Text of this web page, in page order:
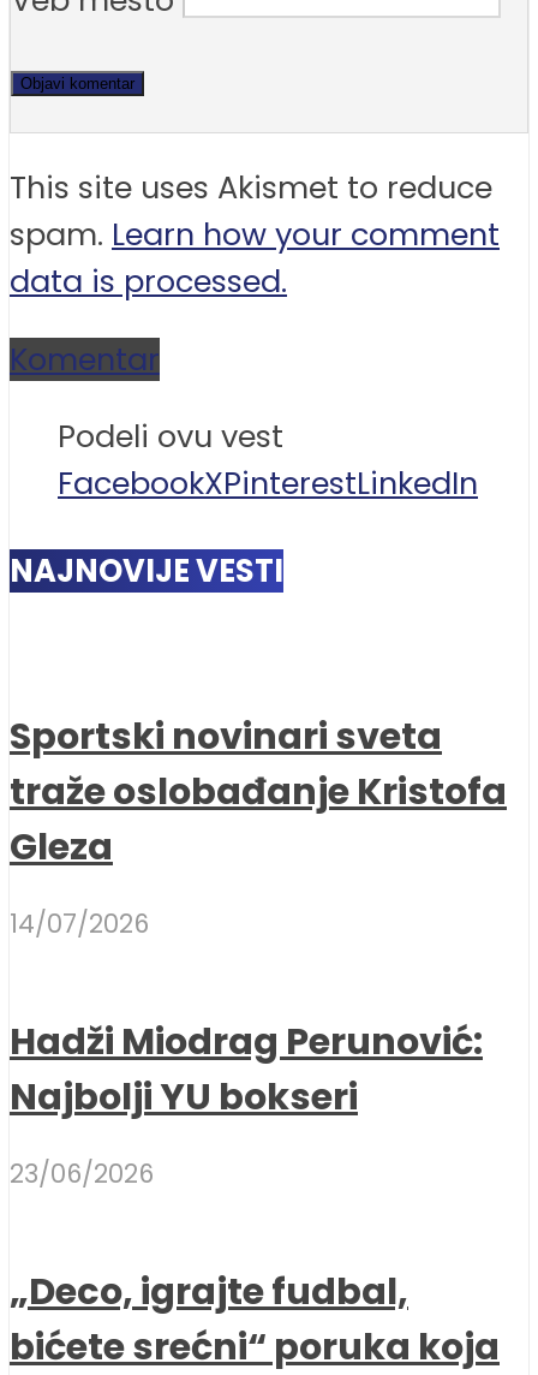
This site uses Akismet to reduce
spam. Learn how your comment
data is processed.
Komentar
Podeli ovu vest
FacebookXPinterestLinkedIn
NAJNOVIJE VESTI
Sportski novinari sveta
traže oslobađanje Kristofa
Gleza
14/07/2026
Hadži Miodrag Perunović:
Najbolji YU bokseri
23/06/2026
„Deco, igrajte fudbal,
bićete srećni“ poruka koja